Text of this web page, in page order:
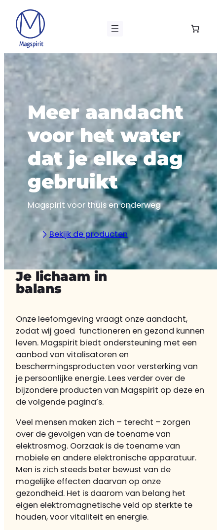
naar
inhoud
Meer aandacht
voor het water
dat je elke dag
gebruikt
Magspirit voor thuis en onderweg
Bekijk de producten
Je lichaam in
balans
Onze leefomgeving vraagt onze aandacht,
zodat wij goed functioneren en gezond kunnen
leven. Magspirit biedt ondersteuning met een
aanbod van vitalisatoren en
beschermingsproducten voor versterking van
je persoonlijke energie. Lees verder over de
bijzondere producten van Magspirit op deze en
de volgende pagina’s.
Veel mensen maken zich – terecht – zorgen
over de gevolgen van de toename van
elektrosmog. Oorzaak is de toename van
mobiele en andere elektronische apparatuur.
Men is zich steeds beter bewust van de
mogelijke effecten daarvan op onze
gezondheid. Het is daarom van belang het
eigen elektromagnetische veld op sterkte te
houden, voor vitaliteit en energie.